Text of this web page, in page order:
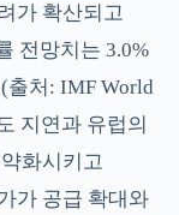
가 확산되고
전망치는 3.0%
출처: IMF World
지연과 유럽의
화시키고
가 공급 확대와